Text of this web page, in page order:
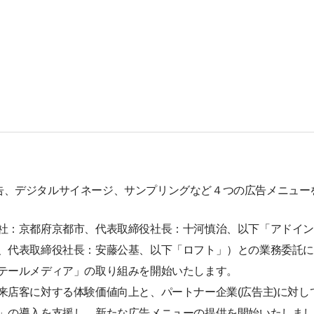
、デジタルサイネージ、サンプリングなど４つの広告メニュー
：京都府京都市、代表取締役社長：十河慎治、以下「アドイ
代表取締役社長：安藤公基、以下「ロフト」）との業務委託
ールメディア」の取り組みを開始いたします。
店客に対する体験価値向上と、パートナー企業(広告主)に対